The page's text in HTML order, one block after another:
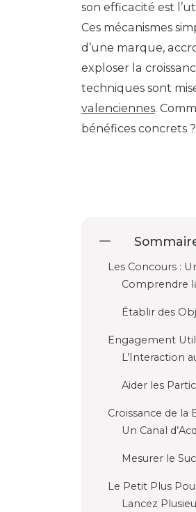
son efficacité est
Ces mécanismes
d’une marque,
exploser la
techniques sont
valenciennes.
bénéfices concrets
Les Concours :
Comprendre
Établir des
Engagement
L’Interaction
Aider les
Croissance de la
Un Canal
Mesurer le
Le Petit Plus
Lancez